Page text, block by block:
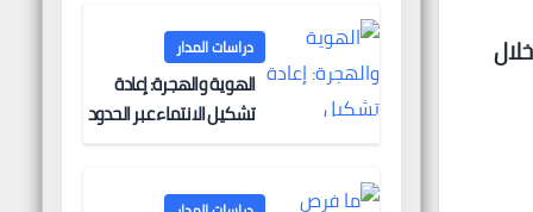
دراسات المدار
الهوية والهجرة: إعادة
تشكيل الانتماء عبر الحدود